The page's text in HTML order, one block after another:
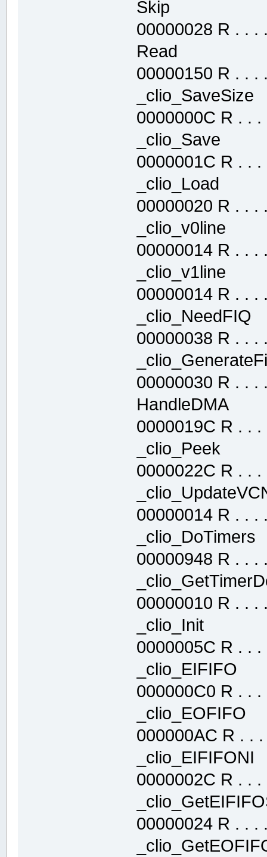
Skip .text
00000028 R . . .
Read .text
00000150 R . . .
0000000C R . . .
_clio_Save
0000001C R . . .
_clio_Load
00000020 R . . .
_clio_v0line
00000014 R . . .
_clio_v1line
00000014 R . . .
00000038 R . . .
00000030 R . . .
HandleDMA
0000019C R . . .
_clio_Peek
0000022C R . . .
00000014 R . . .
00000948 R . . .
00000010 R . . .
_clio_Init
0000005C R . . .
000000C0 R . . .
000000AC R . .
0000002C R . . .
00000024 R . . .